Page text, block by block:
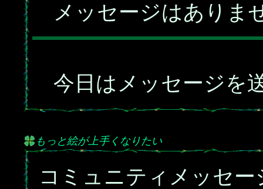
メッセージはありま
今日はメッセージを
もっと絵が上手くなりたい
コミュニティメッセ